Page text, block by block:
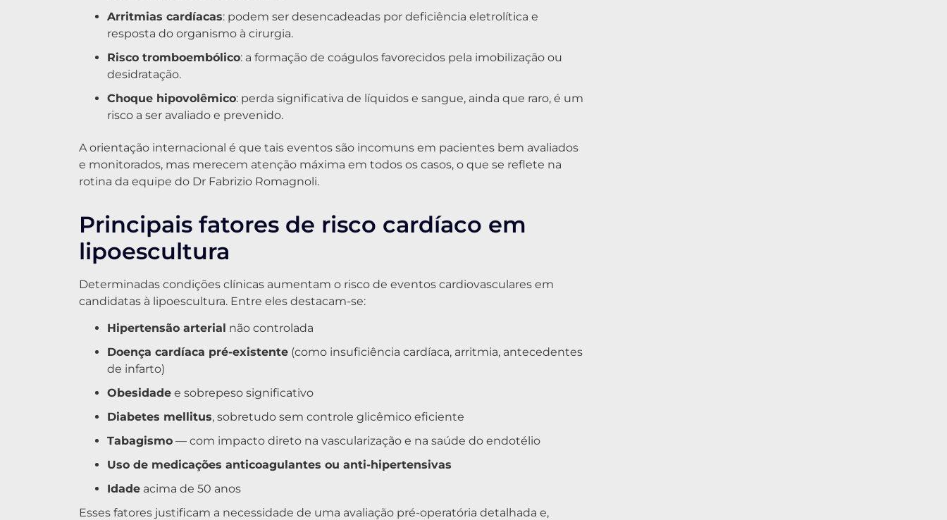
Arritmias cardíacas: podem ser desencadeadas por deficiência eletrolítica e
resposta do organismo à cirurgia.
Risco tromboembólico: a formação de coágulos favorecidos pela imobilização ou
desidratação.
Choque hipovolêmico: perda significativa de líquidos e sangue, ainda que raro, é um
risco a ser avaliado e prevenido.
A orientação internacional é que tais eventos são incomuns em pacientes bem avaliados
e monitorados, mas merecem atenção máxima em todos os casos, o que se reflete na
rotina da equipe do Dr Fabrizio Romagnoli.
Principais fatores de risco cardíaco em
lipoescultura
Determinadas condições clínicas aumentam o risco de eventos cardiovasculares em
candidatas à lipoescultura. Entre eles destacam-se:
Hipertensão arterial não controlada
Doença cardíaca pré-existente (como insuficiência cardíaca, arritmia, antecedentes
de infarto)
Obesidade e sobrepeso significativo
Diabetes mellitus, sobretudo sem controle glicêmico eficiente
Tabagismo — com impacto direto na vascularização e na saúde do endotélio
Uso de medicações anticoagulantes ou anti-hipertensivas
Idade acima de 50 anos
Esses fatores justificam a necessidade de uma avaliação pré-operatória detalhada e,